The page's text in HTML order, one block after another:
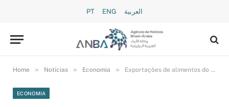
PT ENG العربية
Home » Notícias » Economia » Exportações de alimentos do Egito tiveram ligeiro aumento
ECONOMIA